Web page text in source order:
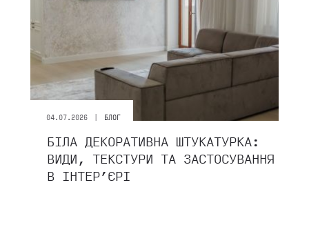
04.07.2026 БЛОГ
БІЛА ДЕКОРАТИВНА ШТУКАТУРКА:
ВИДИ, ТЕКСТУРИ ТА ЗАСТОСУВАННЯ
В ІНТЕР’ЄРІ